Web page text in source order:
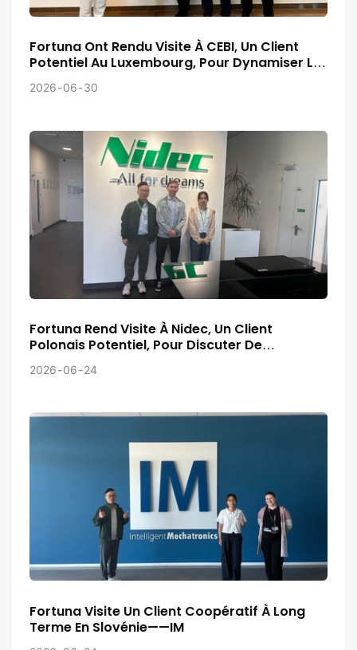
Fortuna Ont Rendu Visite À CEBI, Un Client
Potentiel Au Luxembourg, Pour Dynamiser Le
Projet
2026 06 30
Fortuna Rend Visite À Nidec, Un Client
Polonais Potentiel, Pour Discuter De
L'avancement Du Projet.
2026 06 24
Fortuna Visite Un Client Coopératif À Long
Terme En Slovénie——IM